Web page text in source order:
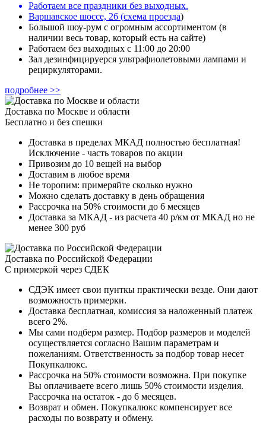
Работаем все праздники без выходных.
Варшавское шоссе, 26 (схема проезда)
Большой шоу-рум с огромным ассортиментом (в
наличии весь товар, который есть на сайте)
Работаем без выходных с 11:00 до 20:00
Зал дезинфицируерся ультрафиолетовыми лампами и
рециркуляторами.
подробнее >>
Доставка по Москве и области
Бесплатно и без спешки
Доставка в пределах МКАД полностью бесплатная!
Исключение - часть товаров по акции
Привозим до 10 вещей на выбор
Доставим в любое время
Не торопим: примеряйте сколько нужно
Можно сделать доставку в день обращения
Рассрочка на 50% стоимости до 6 месяцев
Доставка за МКАД - из расчета 40 р/км от МКАД но не
менее 300 руб
Доставка по Российской Федерации
С примеркой через СДЕК
СДЭК имеет свои пунткы практически везде. Они дают
возможность примерки.
Доставка бесплатная, комиссия за наложенный платеж
всего 2%.
Мы сами подберм размер. Подбор размеров и моделей
осуществляется согласно Вашим параметрам и
пожеланиям. Ответственность за подбор товар несет
Покупкалюкс.
Рассрочка на 50% стоимости возможна. При покупке
Вы оплачиваете всего лишь 50% стоимости изделия.
Рассрочка на остаток - до 6 месяцев.
Возврат и обмен. Покупкалюкс компенсирует все
расходы по возврату и обмену.